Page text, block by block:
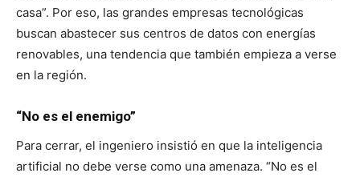
casa”. Por eso, las grandes empresas tecnológicas
buscan abastecer sus centros de datos con energías
renovables, una tendencia que también empieza a verse
en la región.
“No es el enemigo”
Para cerrar, el ingeniero insistió en que la inteligencia
artificial no debe verse como una amenaza. “No es el